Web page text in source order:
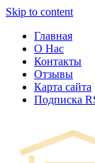
Skip to content
Главная
О Нас
Контакты
Отзывы
Карта сайта
Подписка